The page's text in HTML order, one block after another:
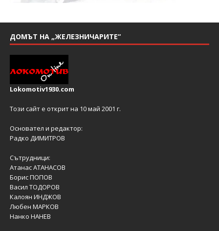
ДОМЪТ НА „ЖЕЛЕЗНИЧАРИТЕ“
Lokomotiv1930.com
Този сайт е открит на 10 май 2001 г.
Основател и редактор:
Радко ДИМИТРОВ
Сътрудници:
Атанас АТАНАСОВ
Борис ПОПОВ
Васил ТОДОРОВ
Калоян ИНДЖОВ
Любен МАРКОВ
Нанко НАНЕВ